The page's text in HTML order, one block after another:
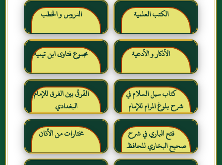
الكتب العلمية الدروس و الخطب
الأذكار و الأدعية مجموع فتاوى ابن تيمية
كتاب سبل السلام في
شرح بلوغ المرام للإمام
الصنعاني رحمه الله
الفَرقُ بين الفرق للإمام
البغدادي
فتح الباري في شرح
صحيح البخاري للحافظ
ابن حجر العسقلاني
مختارات من الأذان